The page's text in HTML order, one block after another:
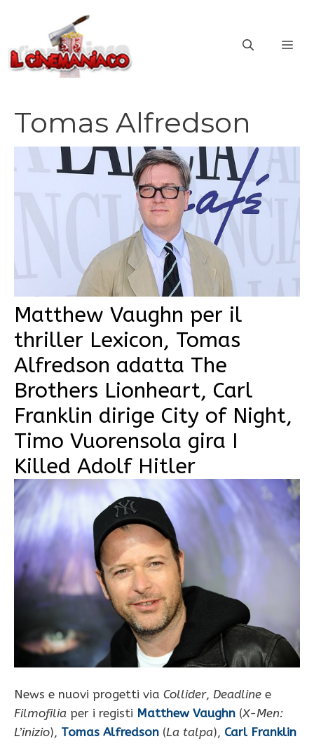
contenuto
Tomas Alfredson
Matthew Vaughn per il
thriller Lexicon, Tomas
Alfredson adatta The
Brothers Lionheart, Carl
Franklin dirige City of Night,
Timo Vuorensola gira I
Killed Adolf Hitler
News e nuovi progetti via Collider, Deadline e
Filmofilia per i registi Matthew Vaughn (X-Men:
L’inizio), Tomas Alfredson (La talpa), Carl Franklin